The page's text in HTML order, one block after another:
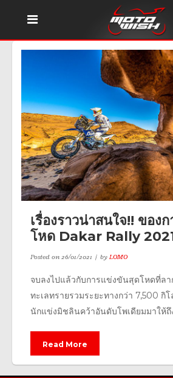
เรื่องราวน่าสนใจ!! ของ
โหด Dakar Rally
Posted on26/01/2021 byLOMO
จบลงไปแล้วกับการแข่งขันสุดโหดที่ลา
ทะเลทรายรวมระยะทางกว่า 7,500 กิ
นักแข่งมิชลินคว้าอันดับโพเดียมมาให้ถึ
Read More